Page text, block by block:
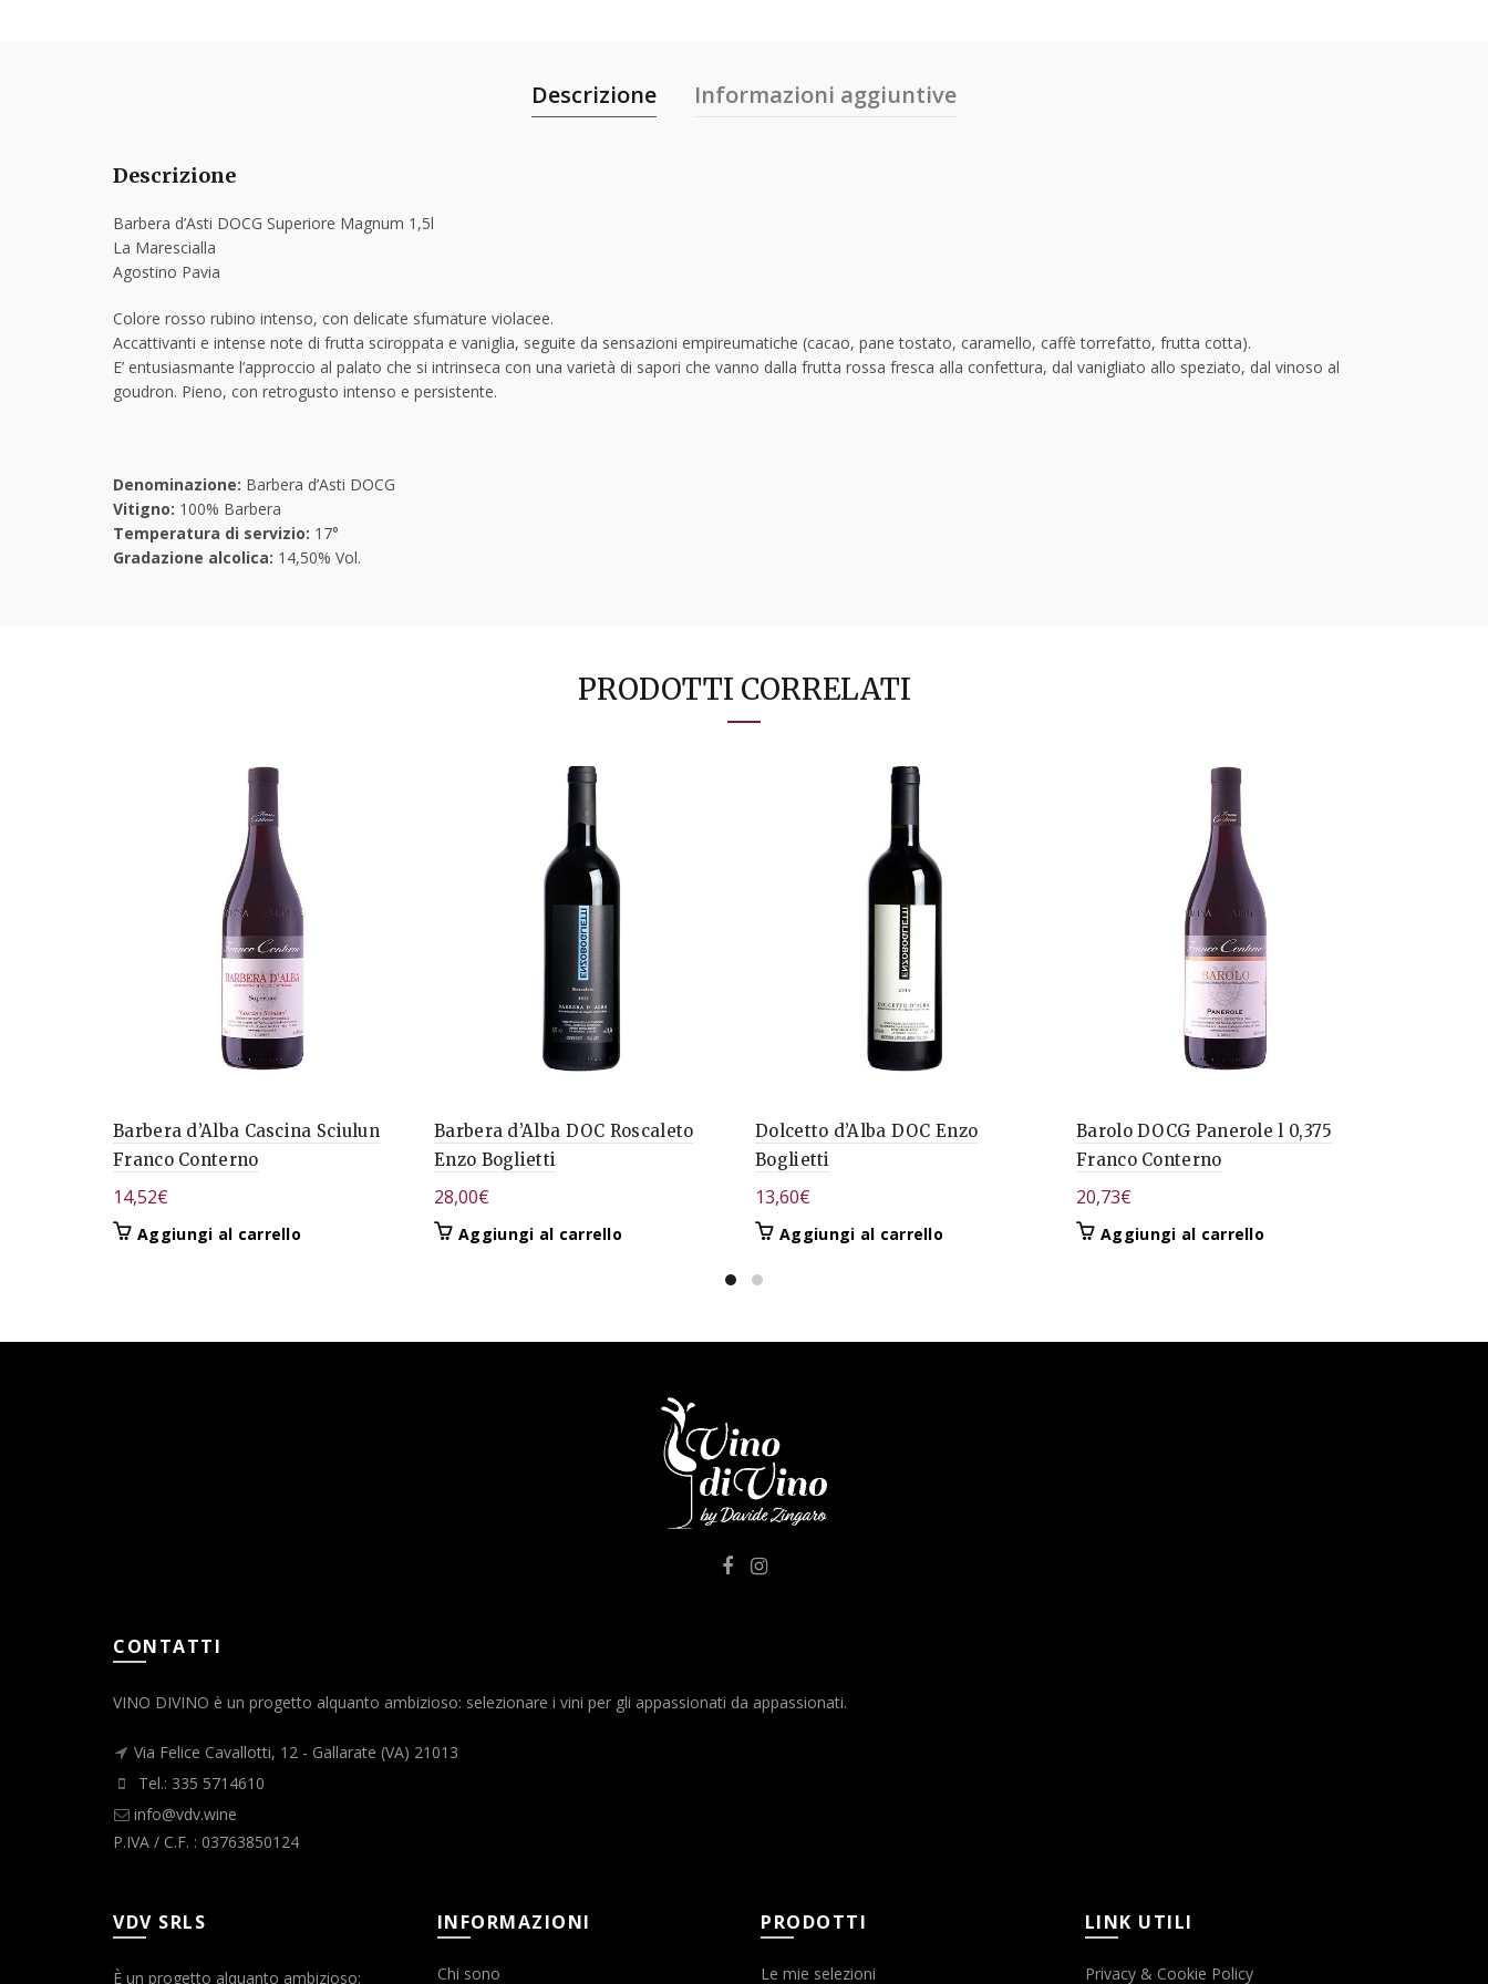
Descrizione Informazioni aggiuntive
Descrizione
Barbera d’Asti DOCG Superiore Magnum 1,5l
La Marescialla
Agostino Pavia
Colore rosso rubino intenso, con delicate sfumature violacee.
Accattivanti e intense note di frutta sciroppata e vaniglia, seguite da sensazioni empireumatiche (cacao, pane tostato, caramello, caffè torrefatto, frutta cotta).
E’ entusiasmante l’approccio al palato che si intrinseca con una varietà di sapori che vanno dalla frutta rossa fresca alla confettura, dal vanigliato allo speziato, dal vinoso al
goudron. Pieno, con retrogusto intenso e persistente.
Denominazione: Barbera d’Asti DOCG
Vitigno: 100% Barbera
Temperatura di servizio: 17°
Gradazione alcolica: 14,50% Vol.
PRODOTTI CORRELATI
Barbera d’Alba Cascina Sciulun
Franco Conterno
14,52€
Aggiungi al carrello
Barbera d’Alba DOC Roscaleto
Enzo Boglietti
28,00€
Aggiungi al carrello
Dolcetto d’Alba DOC Enzo
Boglietti
13,60€
Aggiungi al carrello
Barolo DOCG Panerole l 0,375
Franco Conterno
20,73€
Aggiungi al carrello
CONTATTI
VINO DIVINO è un progetto alquanto ambizioso: selezionare i vini per gli appassionati da appassionati.
Via Felice Cavallotti, 12 - Gallarate (VA) 21013
Tel.: 335 5714610
info@vdv.wine
P.IVA / C.F. : 03763850124
VDV SRLS
È un progetto alquanto ambizioso:
INFORMAZIONI
Chi sono
PRODOTTI
Le mie selezioni
LINK UTILI
Privacy & Cookie Policy